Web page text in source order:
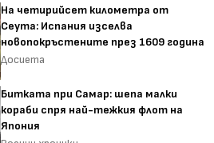
На четирийсет километра от
Сеута: Испания изселва
новопокръстените през 1609 година
Досиета
Битката при Самар: шепа малки
кораби спря най-тежкия флот на
Япония